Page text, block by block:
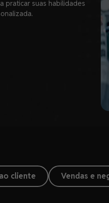
praticar suas habilidades
cliente Vendas e